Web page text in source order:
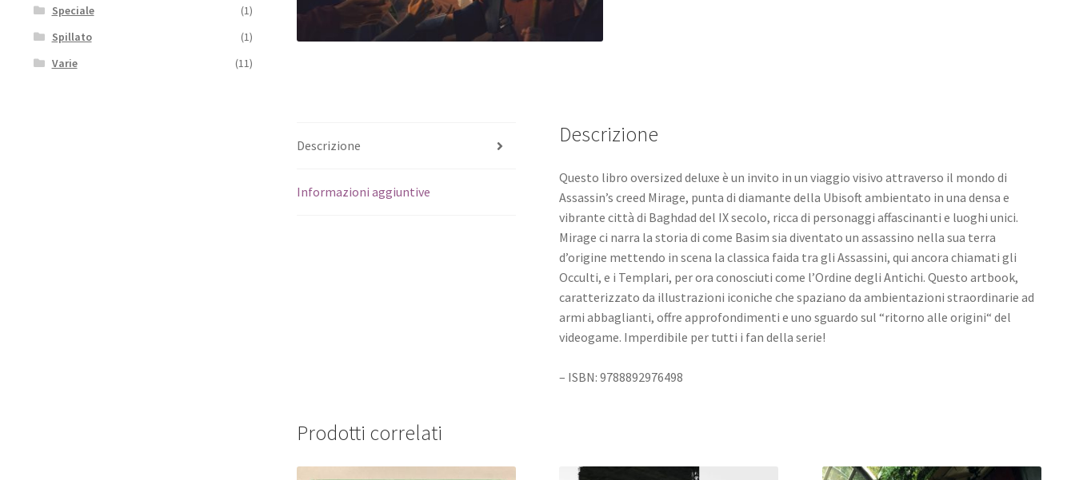
Descrizione
Informazioni aggiuntive
Descrizione
Questo libro oversized deluxe è un invito in un viaggio visivo attraverso il mondo di
Assassin’s creed Mirage, punta di diamante della Ubisoft ambientato in una densa e
vibrante città di Baghdad del IX secolo, ricca di personaggi affascinanti e luoghi unici.
Mirage ci narra la storia di come Basim sia diventato un assassino nella sua terra
d’origine mettendo in scena la classica faida tra gli Assassini, qui ancora chiamati gli
Occulti, e i Templari, per ora conosciuti come l’Ordine degli Antichi. Questo artbook,
caratterizzato da illustrazioni iconiche che spaziano da ambientazioni straordinarie ad
armi abbaglianti, offre approfondimenti e uno sguardo sul “ritorno alle origini“ del
videogame. Imperdibile per tutti i fan della serie!
– ISBN: 9788892976498
Prodotti correlati
Speciale
(1)
Spillato
(1)
Varie
(11)